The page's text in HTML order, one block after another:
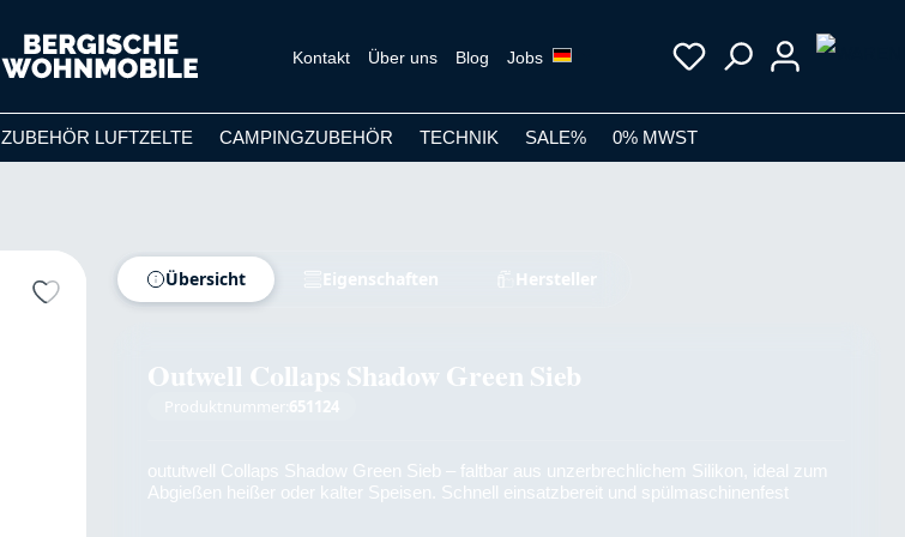
Kontakt Über uns Blog Jobs
ZUBEHÖR LUFTZELTE CAMPINGZUBEHÖR TECHNIK SALE% 0% MWST
Übersicht Eigenschaften Hersteller
Outwell Collaps Shadow Green Sieb
Produktnummer: 651124
oututwell Collaps Shadow Green Sieb – faltbar aus unzerbrechlichem Silikon, ideal zum
Abgießen heißer oder kalter Speisen. Schnell einsatzbereit und spülmaschinenfest